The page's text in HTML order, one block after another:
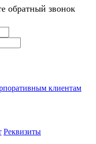
обратный звонок
клиентам
Реквизиты